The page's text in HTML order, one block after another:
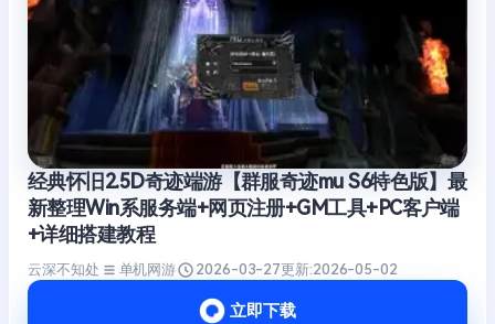
经典怀旧2.5D奇迹端游【群服奇迹mu S6特色版】最
新整理Win系服务端+网页注册+GM工具+PC客户端
+详细搭建教程
云深不知处 单机网游 2026-03-27更新:2026-05-02
立即下载